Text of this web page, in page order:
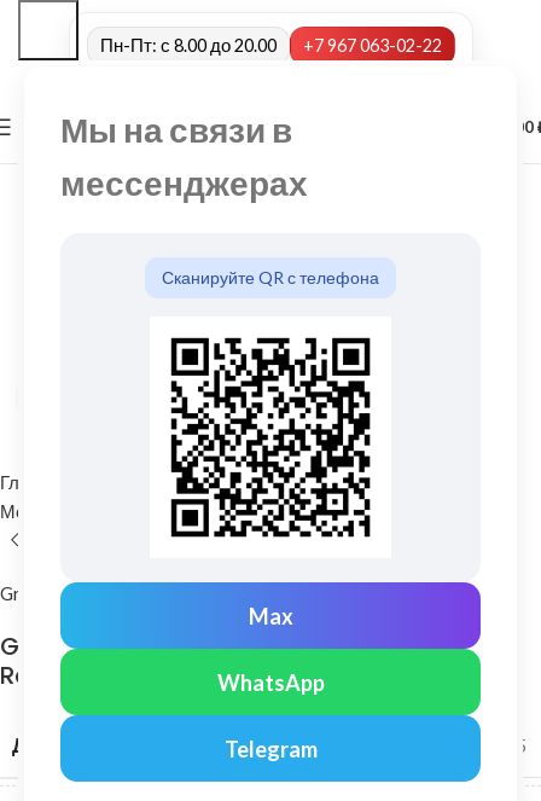
Мы на связи в
мессенджерах
Сканируйте QR с телефона
Max
WhatsApp
Telegram
Пн-Пт: с 8.00 до 20.00 +7 967 063-02-22
МЕНЮ 0,00
Нажмите, чтобы увеличить
Главная
Водосточные системы
Металлические водосточные системы Соединитель желоба
Grand Line
Grand Line: Соединитель желоба 125/90 ПО
Ral 3011
ДИАМЕТР ЖЕЛОБА 125